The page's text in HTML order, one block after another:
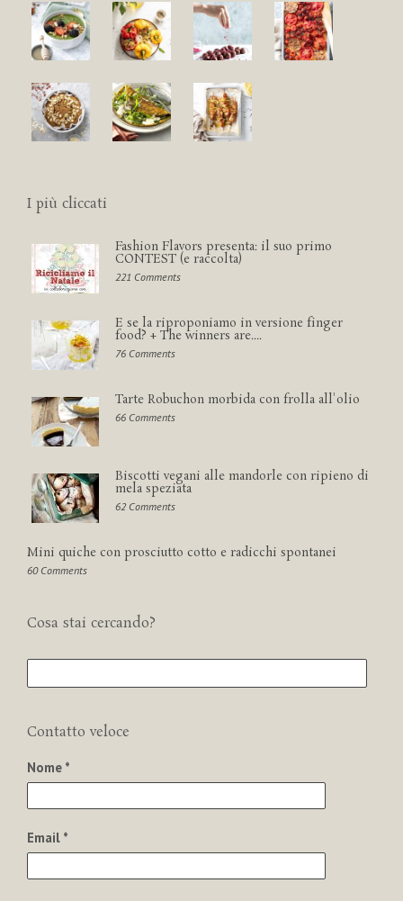
I più cliccati
Fashion Flavors presenta: il suo primo
CONTEST (e raccolta)
221 Comments
E se la riproponiamo in versione finger
food? + The winners are....
76 Comments
Tarte Robuchon morbida con frolla all'olio
66 Comments
Biscotti vegani alle mandorle con ripieno di
mela speziata
62 Comments
Mini quiche con prosciutto cotto e radicchi spontanei
60 Comments
Cosa stai cercando?
Contatto veloce
Nome *
Email *